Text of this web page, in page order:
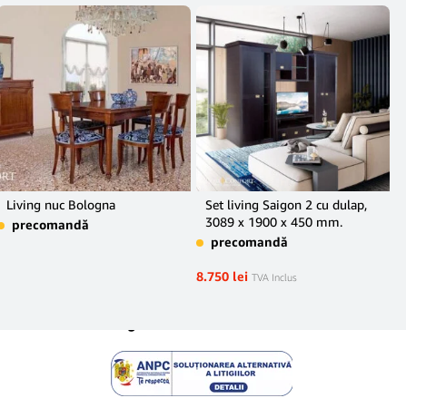
Living nuc Bologna
precomandă
Set living Saigon 2 cu dulap,
3089 x 1900 x 450 mm.
precomandă
8.750 lei TVA Inclus